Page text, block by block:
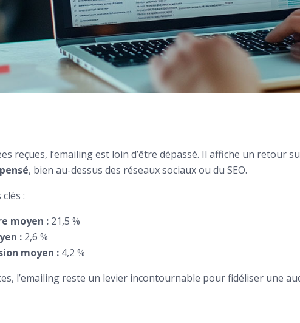
reçues, l’emailing est loin d’être dépassé. Il affiche un retour
, bien au-dessus des réseaux sociaux ou du SEO.
:
moyen : 21,5 %
: 2,6 %
moyen : 4,2 %
l’emailing reste un levier incontournable pour fidéliser une